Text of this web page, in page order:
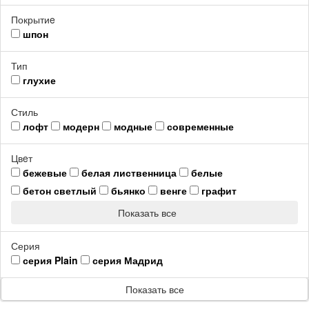
Покрытиe
шпон
Тип
глухие
Стиль
лофт
модерн модные современные
Цвeт
бежевые
белая лиственница
белые
бетон светлый
бьянко венге
графит
Показать все
Серия
серия Plain
серия Мадрид
Показать все